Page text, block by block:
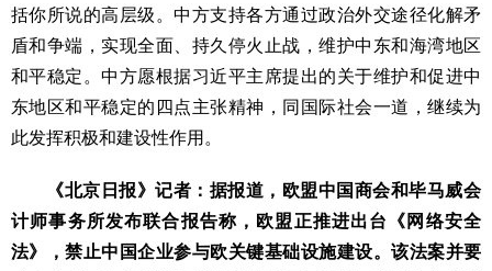
括你所说的高层级。中方支持各方通过政治外交途径化解矛
盾和争端，实现全面、持久停火止战，维护中东和海湾地区
和平稳定。中方愿根据习近平主席提出的关于维护和促进中
东地区和平稳定的四点主张精神，同国际社会一道，继续为
此发挥积极和建设性作用。
《北京日报》记者：据报道，欧盟中国商会和毕马威会
计师事务所发布联合报告称，欧盟正推进出台《网络安全
法》，禁止中国企业参与欧关键基础设施建设。该法案并要